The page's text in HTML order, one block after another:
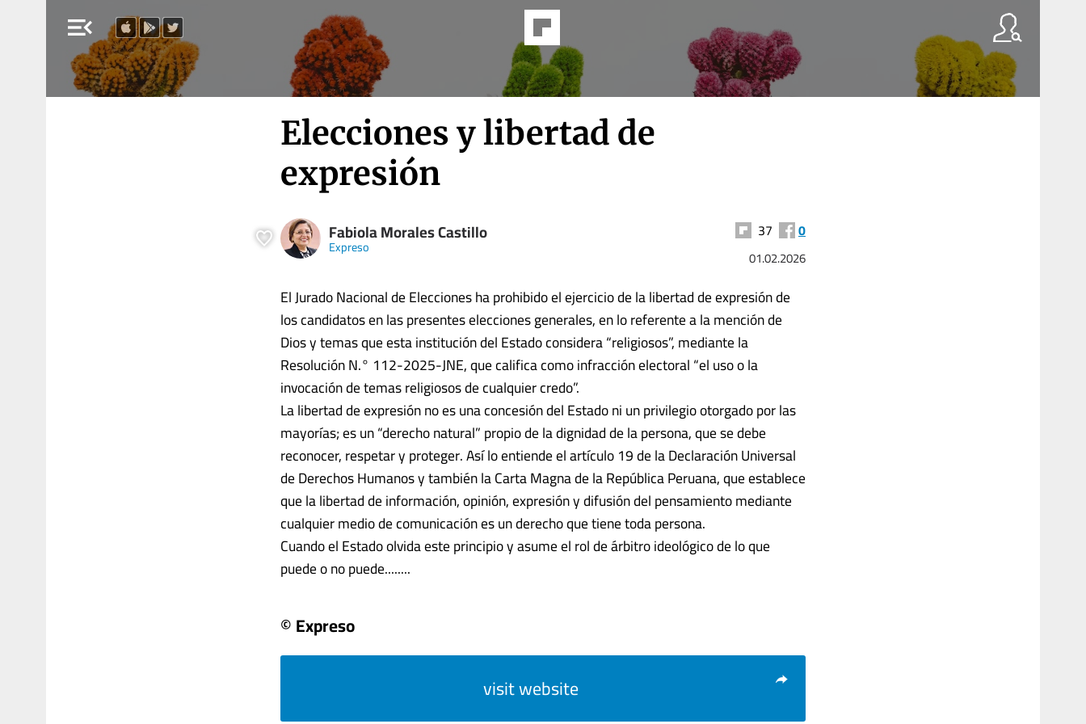
menu_open
Elecciones y libertad de
expresión
Fabiola Morales Castillo
Expreso
37 0
01.02.2026
El Jurado Nacional de Elecciones ha prohibido el ejercicio de la libertad de expresión de
los candidatos en las presentes elecciones generales, en lo referente a la mención de
Dios y temas que esta institución del Estado considera “religiosos”, mediante la
Resolución N.° 112-2025-JNE, que califica como infracción electoral “el uso o la
invocación de temas religiosos de cualquier credo”.
La libertad de expresión no es una concesión del Estado ni un privilegio otorgado por las
mayorías; es un “derecho natural” propio de la dignidad de la persona, que se debe
reconocer, respetar y proteger. Así lo entiende el artículo 19 de la Declaración Universal
de Derechos Humanos y también la Carta Magna de la República Peruana, que establece
que la libertad de información, opinión, expresión y difusión del pensamiento mediante
cualquier medio de comunicación es un derecho que tiene toda persona.
Cuando el Estado olvida este principio y asume el rol de árbitro ideológico de lo que
puede o no puede........
© Expreso
visit website